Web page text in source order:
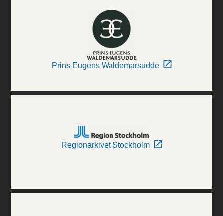
Prins Eugens Waldemarsudde
Regionarkivet Stockholm